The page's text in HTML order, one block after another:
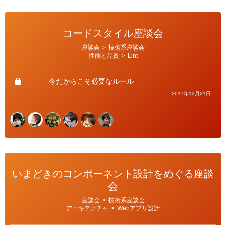
コードスタイル座談会
ー
座談会 > 技術系座談会
性能と品質 > Lint
今だからこそ必要なルール
2017年12月21日
いまどきのコンポーネント設計をめぐる座談
会
ー
座談会 > 技術系座談会
アーキテクチャ > Webアプリ設計